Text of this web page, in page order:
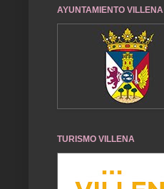
AYUNTAMIENTO VILLENA
TURISMO VILLENA